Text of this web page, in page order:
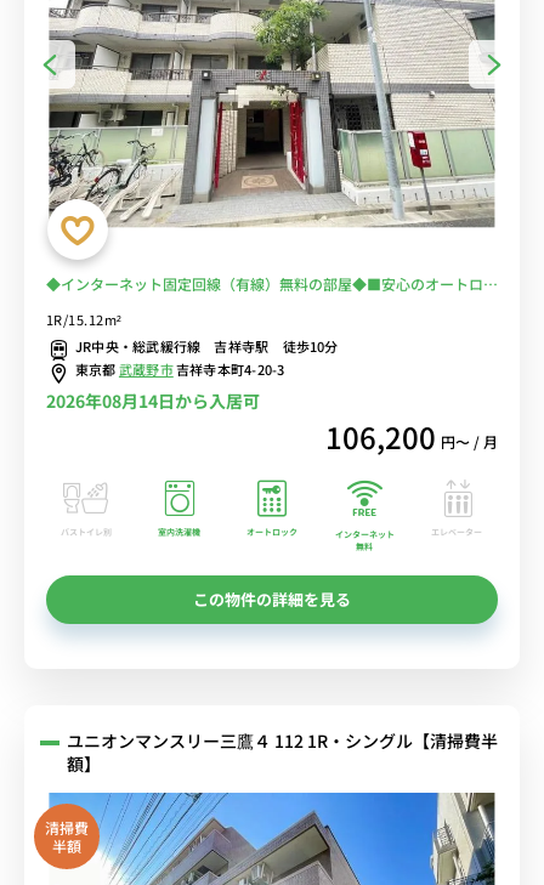
◆インターネット固定回線（有線）無料の部屋◆■安心のオートロッ
２ドア冷蔵庫でたっぷり収納♪■JR線、京王線の利用が可能/東京・
新宿まで乗換なしでアクセス/井の頭公園で過ごす休日も魅力的
1R/15.12m²
JR中央・総武緩行線 吉祥寺駅 徒歩10分
東京都武蔵野市吉祥寺本町4-20-3
2026年08月14日から入居可
106,200 円〜 / 月
バストイレ別 室内洗濯機 オートロック
インターネット
無料
エレベーター
この物件の詳細を見る
ユニオンマンスリー三鷹４ 112 1R・シングル【清掃費半
額】
清掃費
半額